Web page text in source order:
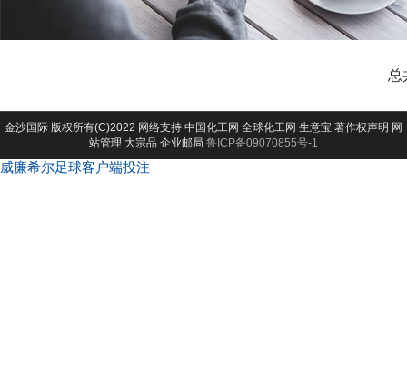
总
金沙国际 版权所有(C)2022 网络支持 中国化工网 全球化工网 生意宝 著作权声明 网
站管理 大宗品 企业邮局 鲁ICP备09070855号-1
威廉希尔足球客户端投注